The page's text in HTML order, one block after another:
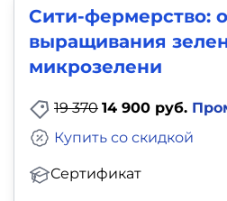
Сити-фермерство:
выращивания
микрозелени
19 370 14 900 руб.
Сертификат
Купить со скидкой